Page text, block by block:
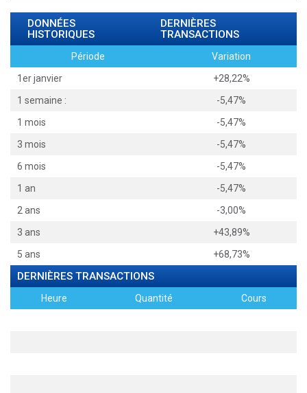
DONNÉES
HISTORIQUES
DERNIÈRES
TRANSACTIONS
Période
Variation
1er janvier
+28,22%
1 semaine :
-5,47%
1 mois
-5,47%
3 mois
-5,47%
6 mois
-5,47%
1 an
-5,47%
2 ans
-3,00%
3 ans
+43,89%
5 ans
+68,73%
DERNIÈRES TRANSACTIONS
Heure Quantité Cours